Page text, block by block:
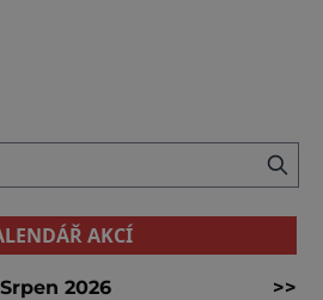
ale také šperky, dr
AKCÍ
Srpen 2026
>>